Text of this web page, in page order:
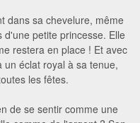
dans sa chevelure, même
petite princesse. Elle
restera en place ! Et avec
éclat royal à sa tenue,
les fêtes.
de se sentir comme une